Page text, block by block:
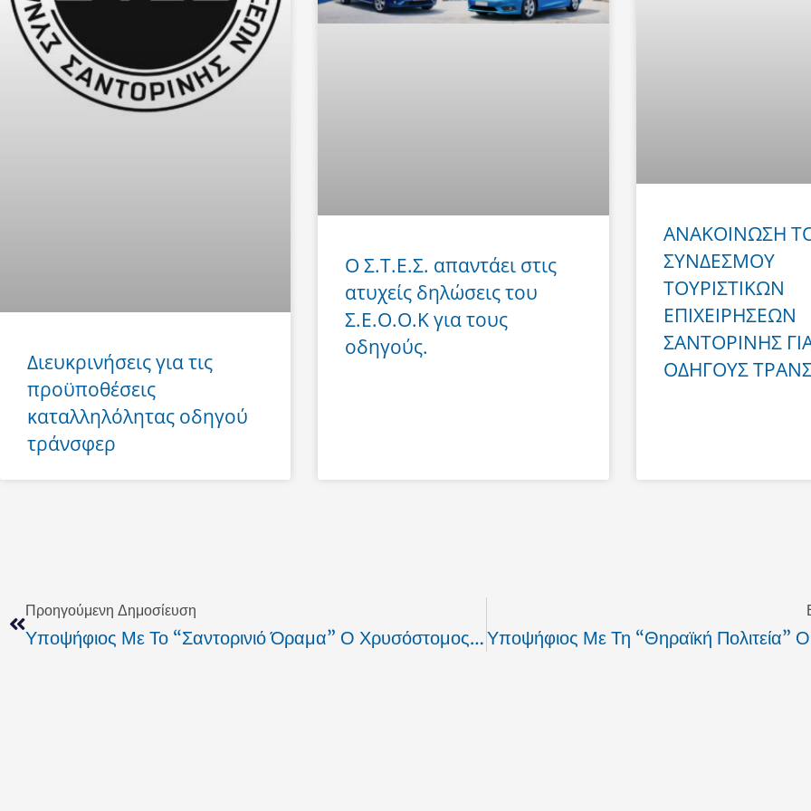
Διευκρινήσεις για τις
προϋποθέσεις
καταλληλόλητας οδηγού
τράνσφερ
Ο Σ.Τ.Ε.Σ. απαντάει στις
ατυχείς δηλώσεις του
Σ.Ε.Ο.Ο.Κ για τους
οδηγούς.
ΑΝΑΚΟΙΝΩΣΗ
ΣΥΝΔΕΣΜΟΥ
ΤΟΥΡΙΣΤΙΚΩΝ
ΕΠΙΧΕΙΡΗΣΕΩΝ
ΣΑΝΤΟΡΙΝΗΣ
ΟΔΗΓΟΥΣ
Προηγούμενη Δημοσίευση
Υποψήφιος Με Το “Σαντορινιό Όραμα” Ο Χρυσόστομος Δεναξάς